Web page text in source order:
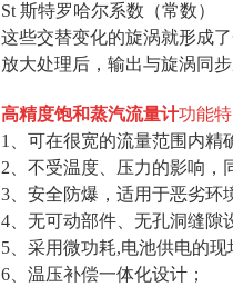
St 斯特罗哈尔系数（常数）
这些交替变化的旋涡就形成
放大处理后，输出与旋涡同
高精度饱和蒸汽流量计功能特
1、可在很宽的流量范围内精
2、不受温度、压力的影响，
3、安全防爆，适用于恶劣环
4、无可动部件、无孔洞缝隙
5、采用微功耗,电池供电的
6、温压补偿一体化设计；